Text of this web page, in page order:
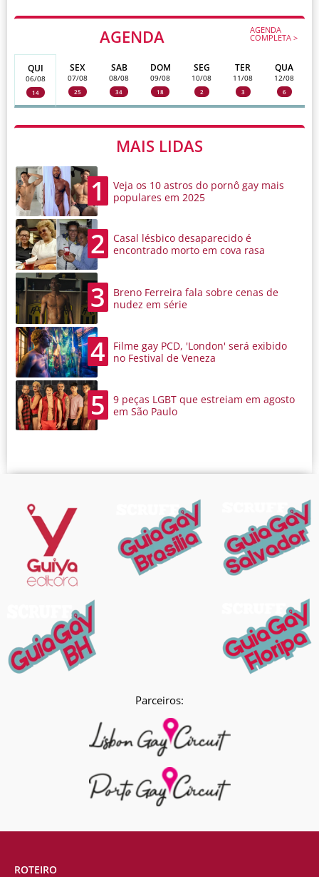
AGENDA AGENDA
COMPLETA >
QUI
06/08
14
SEX
07/08
25
SAB
08/08
34
DOM
09/08
18
SEG
10/08
2
TER
11/08
3
QUA
12/08
6
MAIS LIDAS
1
Veja os 10 astros do pornô gay mais
populares em 2025
2
Casal lésbico desaparecido é
encontrado morto em cova rasa
3
Breno Ferreira fala sobre cenas de
nudez em série
4
Filme gay PCD, 'London' será exibido
no Festival de Veneza
5
9 peças LGBT que estreiam em agosto
em São Paulo
Parceiros:
ROTEIRO